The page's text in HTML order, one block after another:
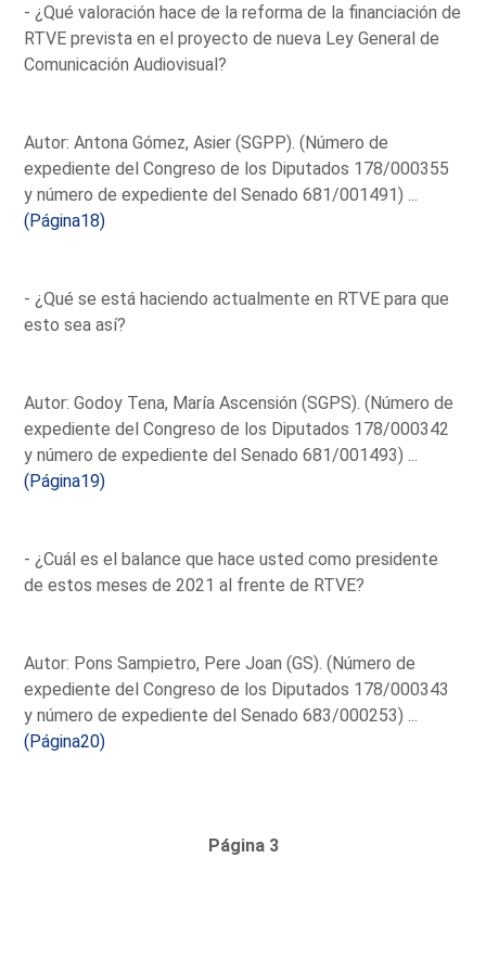
- ¿Qué valoración hace de la reforma de la financiación de
RTVE prevista en el proyecto de nueva Ley General de
Comunicación Audiovisual?
Autor: Antona Gómez, Asier (SGPP). (Número de
expediente del Congreso de los Diputados 178/000355
y número de expediente del Senado 681/001491) ...
(Página18)
- ¿Qué se está haciendo actualmente en RTVE para que
esto sea así?
Autor: Godoy Tena, María Ascensión (SGPS). (Número de
expediente del Congreso de los Diputados 178/000342
y número de expediente del Senado 681/001493) ...
(Página19)
- ¿Cuál es el balance que hace usted como presidente
de estos meses de 2021 al frente de RTVE?
Autor: Pons Sampietro, Pere Joan (GS). (Número de
expediente del Congreso de los Diputados 178/000343
y número de expediente del Senado 683/000253) ...
(Página20)
Página 3